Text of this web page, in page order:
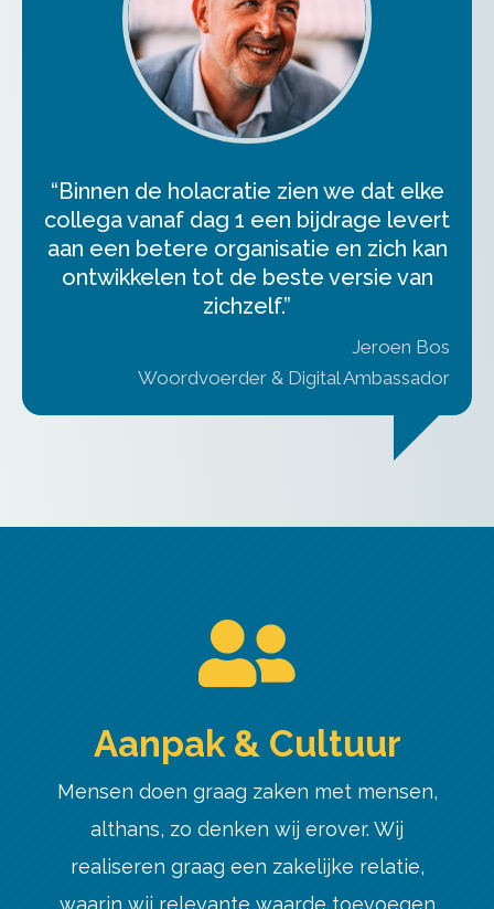
“Binnen de holacratie zien we dat elke
collega vanaf dag 1 een bijdrage levert
aan een betere organisatie en zich kan
ontwikkelen tot de beste versie van
zichzelf.”
Jeroen Bos
Woordvoerder & Digital Ambassador

Aanpak & Cultuur
Mensen doen graag zaken met mensen,
althans, zo denken wij erover. Wij
realiseren graag een zakelijke relatie,
waarin wij relevante waarde toevoegen